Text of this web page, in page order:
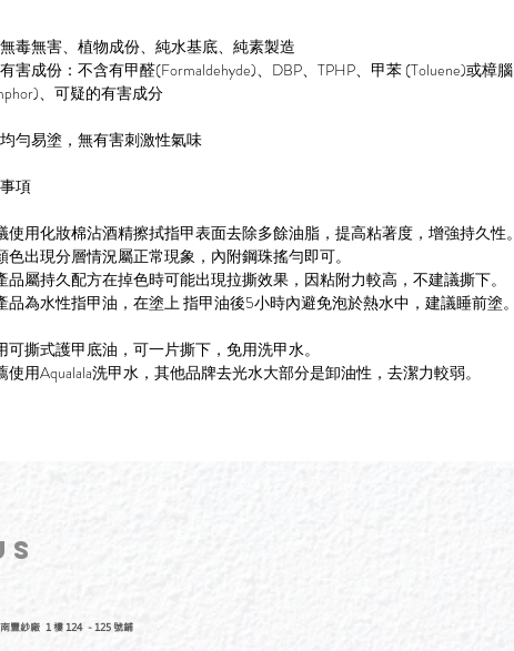
毒無害、植物成份、純水基底、純素製造
害成份：不含有甲醛(Formaldehyde)、DBP、TPHP、甲苯 (Toluene)或樟腦
、可疑的有害成分
勻易塗，無有害刺激性氣味
項
使用化妝棉沾酒精擦拭指甲表面去除多餘油脂，提高粘著度，增強持久性。
色出現分層情況屬正常現象，內附鋼珠搖勻即可。
品屬持久配方在掉色時可能出現拉撕效果，因粘附力較高，不建議撕下。
品為水性指甲油，在塗上 指甲油後5小時內避免泡於熱水中，建議睡前塗。
可撕式護甲底油，可一片撕下，免用洗甲水。
使用Aqualala洗甲水，其他品牌去光水大部分是卸油性，去潔力較弱。
豐紗廠 1 樓 124 - 125 號鋪